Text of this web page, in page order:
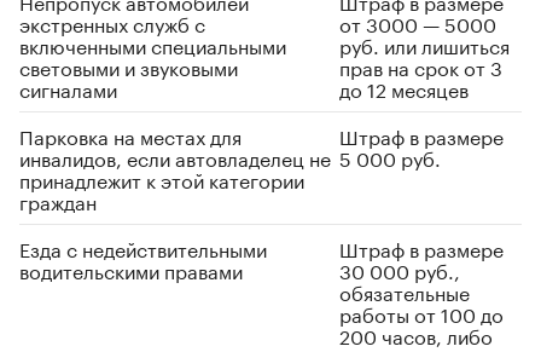
экстренных служб с
включенными специальными
световыми и звуковыми
сигналами
от 3000 — 5000
руб. или лишиться
прав на срок от 3
до 12 месяцев
Парковка на местах для
инвалидов, если автовладелец не
принадлежит к этой категории
граждан
Штраф в размере
5 000 руб.
Езда с недействительными
водительскими правами
Штраф в размере
30 000 руб.,
обязательные
работы от 100 до
200 часов, либо